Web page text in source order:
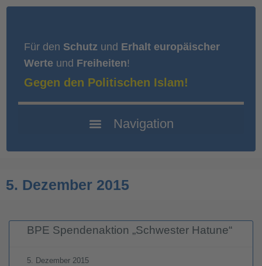
Für den Schutz und Erhalt europäischer
Werte und Freiheiten!
Gegen den Politischen Islam!
5. Dezember 2015
BPE Spendenaktion „Schwester Hatune“
5. Dezember 2015